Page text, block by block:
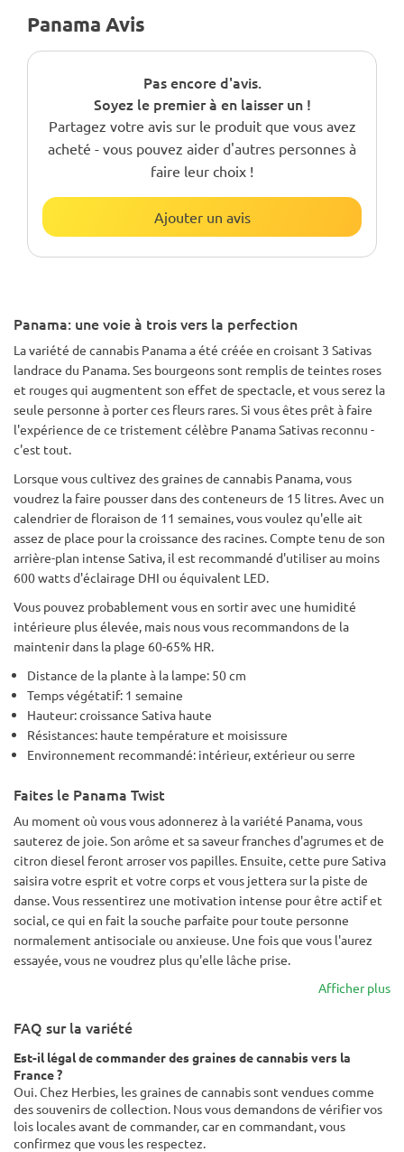
Panama Avis
Pas encore d'avis.
Soyez le premier à en laisser un !
Partagez votre avis sur le produit que vous avez
acheté - vous pouvez aider d'autres personnes à
faire leur choix !
Ajouter un avis
Panama: une voie à trois vers la perfection
La variété de cannabis Panama a été créée en croisant 3 Sativas
landrace du Panama. Ses bourgeons sont remplis de teintes roses
et rouges qui augmentent son effet de spectacle, et vous serez la
seule personne à porter ces fleurs rares. Si vous êtes prêt à faire
l'expérience de ce tristement célèbre Panama Sativas reconnu -
c'est tout.
Lorsque vous cultivez des graines de cannabis Panama, vous
voudrez la faire pousser dans des conteneurs de 15 litres. Avec un
calendrier de floraison de 11 semaines, vous voulez qu'elle ait
assez de place pour la croissance des racines. Compte tenu de son
arrière-plan intense Sativa, il est recommandé d'utiliser au moins
600 watts d'éclairage DHI ou équivalent LED.
Vous pouvez probablement vous en sortir avec une humidité
intérieure plus élevée, mais nous vous recommandons de la
maintenir dans la plage 60-65% HR.
Distance de la plante à la lampe: 50 cm
Temps végétatif: 1 semaine
Hauteur: croissance Sativa haute
Résistances: haute température et moisissure
Environnement recommandé: intérieur, extérieur ou serre
Faites le Panama Twist
Au moment où vous vous adonnerez à la variété Panama, vous
sauterez de joie. Son arôme et sa saveur franches d'agrumes et de
citron diesel feront arroser vos papilles. Ensuite, cette pure Sativa
saisira votre esprit et votre corps et vous jettera sur la piste de
danse. Vous ressentirez une motivation intense pour être actif et
social, ce qui en fait la souche parfaite pour toute personne
normalement antisociale ou anxieuse. Une fois que vous l'aurez
essayée, vous ne voudrez plus qu'elle lâche prise.
Afficher plus
FAQ sur la variété
Est-il légal de commander des graines de cannabis vers la
France ?
Oui. Chez Herbies, les graines de cannabis sont vendues comme
des souvenirs de collection. Nous vous demandons de vérifier vos
lois locales avant de commander, car en commandant, vous
confirmez que vous les respectez.